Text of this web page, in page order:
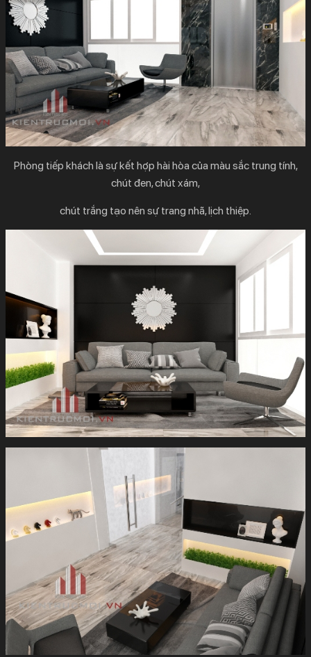
Phòng tiếp khách là sự kết hợp hài hòa của màu sắc trung tính,
chút đen, chút xám,
chút trắng tạo nên sự trang nhã, lịch thiệp.